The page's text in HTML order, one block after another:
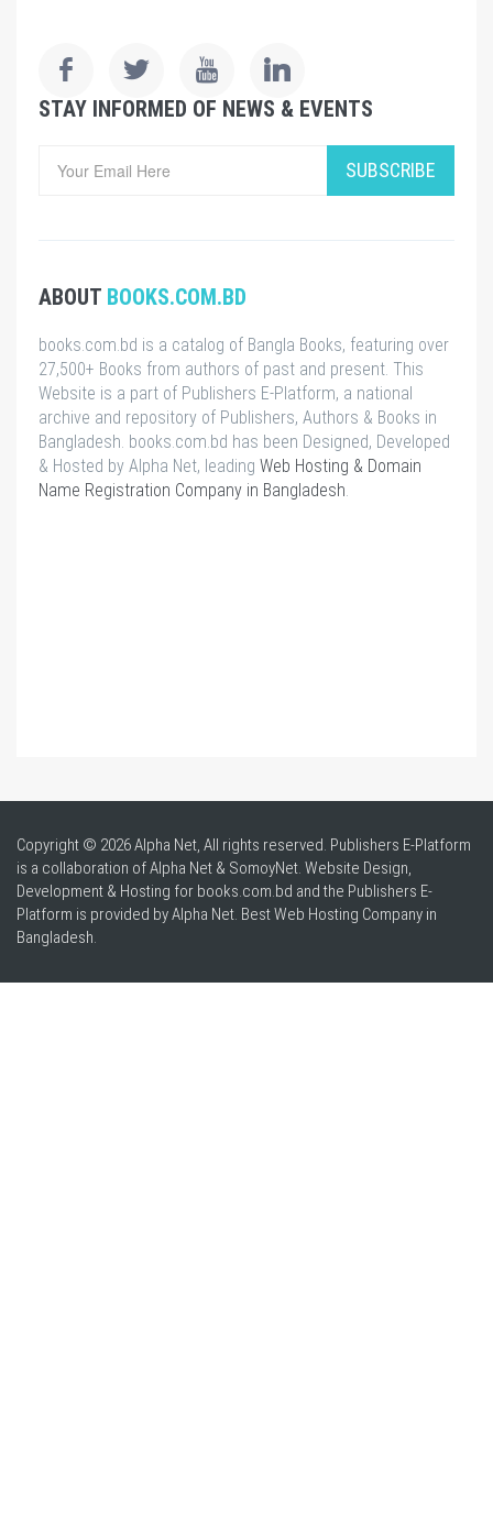
STAY INFORMED OF NEWS & EVENTS
SUBSCRIBE
ABOUT BOOKS.COM.BD
books.com.bd is a catalog of Bangla Books, featuring over
27,500+ Books from authors of past and present. This
Website is a part of Publishers E-Platform, a national
archive and repository of Publishers, Authors & Books in
Bangladesh. books.com.bd has been Designed, Developed
& Hosted by Alpha Net, leading Web Hosting & Domain
Name Registration Company in Bangladesh.
Copyright © 2026 Alpha Net, All rights reserved. Publishers E-Platform
is a collaboration of Alpha Net & SomoyNet. Website Design,
Development & Hosting for books.com.bd and the Publishers E-
Platform is provided by Alpha Net. BestWeb Hosting Company in
Bangladesh.